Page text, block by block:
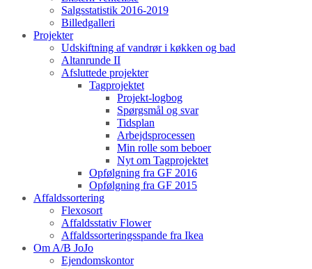
Salgsstatistik 2016-2019
Billedgalleri
Projekter
Udskiftning af vandrør i køkken og bad
Altanrunde II
Afsluttede projekter
Tagprojektet
Projekt-logbog
Spørgsmål og svar
Tidsplan
Arbejdsprocessen
Min rolle som beboer
Nyt om Tagprojektet
Opfølgning fra GF 2016
Opfølgning fra GF 2015
Affaldssortering
Flexosort
Affaldsstativ Flower
Affaldssorteringsspande fra Ikea
Om A/B JoJo
Ejendomskontor